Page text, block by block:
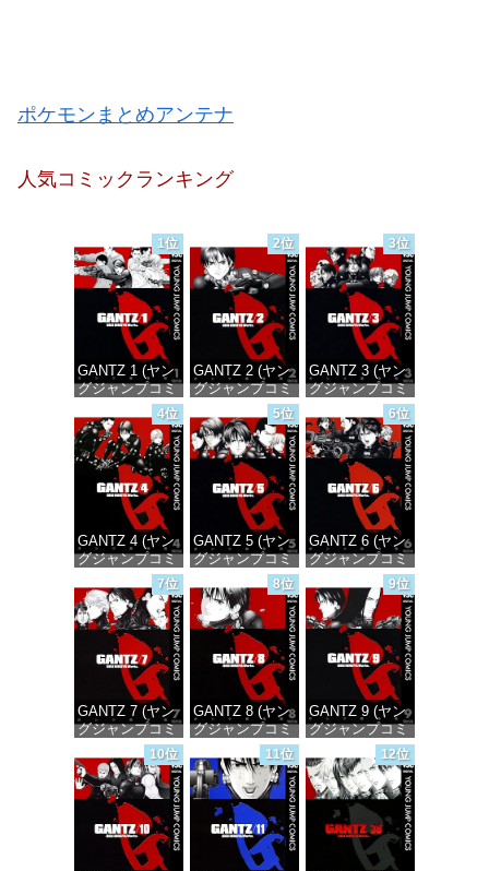
ポケモンまとめアンテナ
人気コミックランキング
1位
GANTZ 1 (ヤン
グジャンプコミ
ックスDIGITAL)
価格：¥100
2位
GANTZ 2 (ヤン
グジャンプコミ
ックスDIGITAL)
価格：¥100
3位
GANTZ 3 (ヤン
グジャンプコミ
ックスDIGITAL)
価格：¥100
4位
GANTZ 4 (ヤン
グジャンプコミ
ックスDIGITAL)
価格：¥100
5位
GANTZ 5 (ヤン
グジャンプコミ
ックスDIGITAL)
価格：¥100
6位
GANTZ 6 (ヤン
グジャンプコミ
ックスDIGITAL)
価格：¥100
7位
GANTZ 7 (ヤン
グジャンプコミ
ックスDIGITAL)
価格：¥100
8位
GANTZ 8 (ヤン
グジャンプコミ
ックスDIGITAL)
価格：¥100
9位
GANTZ 9 (ヤン
グジャンプコミ
ックスDIGITAL)
価格：¥100
10位 11位 12位